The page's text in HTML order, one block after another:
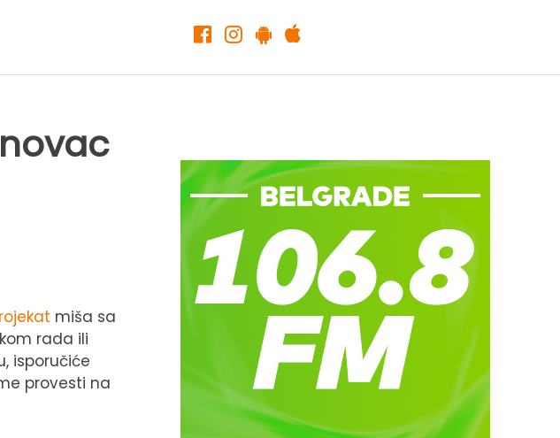
miša sa
rada ili
isporučiće
provesti na